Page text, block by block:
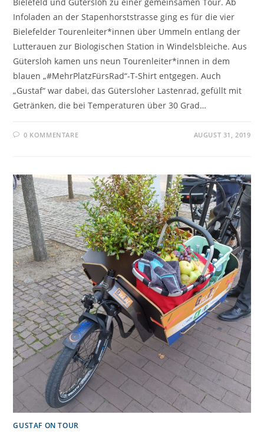
Bielefeld und Gütersloh zu einer gemeinsamen Tour. Ab
Infoladen an der Stapenhorststrasse ging es für die vier
Bielefelder Tourenleiter*innen über Ummeln entlang der
Lutterauen zur Biologischen Station in Windelsbleiche. Aus
Gütersloh kamen uns neun Tourenleiter*innen in dem
blauen „#MehrPlatzFürsRad“-T-Shirt entgegen. Auch
„Gustaf“ war dabei, das Gütersloher Lastenrad, gefüllt mit
Getränken, die bei Temperaturen über 30 Grad…
0 KOMMENTARE AUGUST 31, 2019
GUSTAF ON TOUR